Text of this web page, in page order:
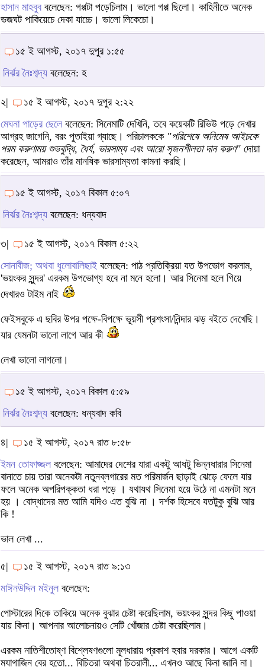
হাসান মাহবুব বলেছেন: গপ্পটা পড়েচিলাম। ভালো গপ্প ছিলো। কাহিনীতে অনেক
ভজঘট পাকিয়েচে দেকা যাচ্চে। ভালো লিকেচো।
১৫ ই আগস্ট, ২০১৭ দুপুর ১:৫৫
নির্ঝর নৈঃশব্দ্য বলেছেন: হ
২|
১৫ ই আগস্ট, ২০১৭ দুপুর ২:২২
মেঘনা পাড়ের ছেলে বলেছেন: সিনেমাটি দেখিনি, তবে কয়েকটি রিভিউ পড়ে দেখার
আগ্রহ জাগেনি, বরং পুতাইয়া গ্যাছে। পরিচালককে"পরিশেষে অনিমেষ আইচকে
পরম করুণাময় শুভবুদ্ধি, ধৈর্য, ভারসাম্য এবং আরো সৃজনশীলতা দান করুণ" দোয়া
করেছেন, আমরাও তাঁর মানষিক ভারসাম্যতা কামনা করছি।
১৫ ই আগস্ট, ২০১৭ বিকাল ৫:০৭
নির্ঝর নৈঃশব্দ্য বলেছেন: ধন্যবাদ
৩|
১৫ ই আগস্ট, ২০১৭ বিকাল ৫:২২
সোনাবীজ; অথবা ধুলোবালিছাই বলেছেন: পাঠ প্রতিক্রিয়া যত উপভোগ করলাম,
'ভয়ংকর সুন্দর' এরকম উপভোগ্য হবে না মনে হলো। আর সিনেমা হলে গিয়ে
দেখারও টাইম নাই
ফেইসবুকে এ ছবির উপর পক্ষে-বিপক্ষে ভূয়সী প্রশংসা/নিন্দার ঝড় বইতে দেখেছি।
যার যেমনটা ভালো লাগে আর কী
লেখা ভালো লাগলো।
১৫ ই আগস্ট, ২০১৭ বিকাল ৫:৫৯
নির্ঝর নৈঃশব্দ্য বলেছেন: ধন্যবাদ কবি
৪|
১৫ ই আগস্ট, ২০১৭ রাত ৮:৫৮
ইমন তোফাজ্জল বলেছেন: আমাদের দেশের যারা একটু আধটু ভিন্নধারার সিনেমা
বানাতে চায় তারা অনেকটা নতুনব্লগারের মত পরিমার্জন ছাড়াই ঝেড়ে ফেলে যার
ফলে অনেক অপরিপক্কতা ধরা পড়ে । যথাযথ সিনেমা হয়ে উঠে না এমনটা মনে
হয় । বোদ্ধাদের মত আমি যদিও এত বুঝি না । দর্শক হিসেবে যতটুকু বুঝি আর
কি !
ভাল লেখা ...
৫|
১৫ ই আগস্ট, ২০১৭ রাত ৯:১৩
মাঈনউদ্দিন মইনুল বলেছেন:
পোস্টারের দিকে তাকিয়ে অনেক বুঝার চেষ্টা করেছিলাম, ভয়ংকর সুন্দর কিছু পাওয়া
যায় কিনা। আপনার আলোচনায়ও সেটি খোঁজার চেষ্টা করেছিলাম।
এরকম নাতিশীতোষ্ণ বিশ্লেষণগুলো মূলধারায় প্রকাশ হবার দরকার। আগে একটি
ম্যাগাজিন বের হতো... বিচিত্রা অথবা চিত্রালী... এখনও আছে কিনা জানি না।